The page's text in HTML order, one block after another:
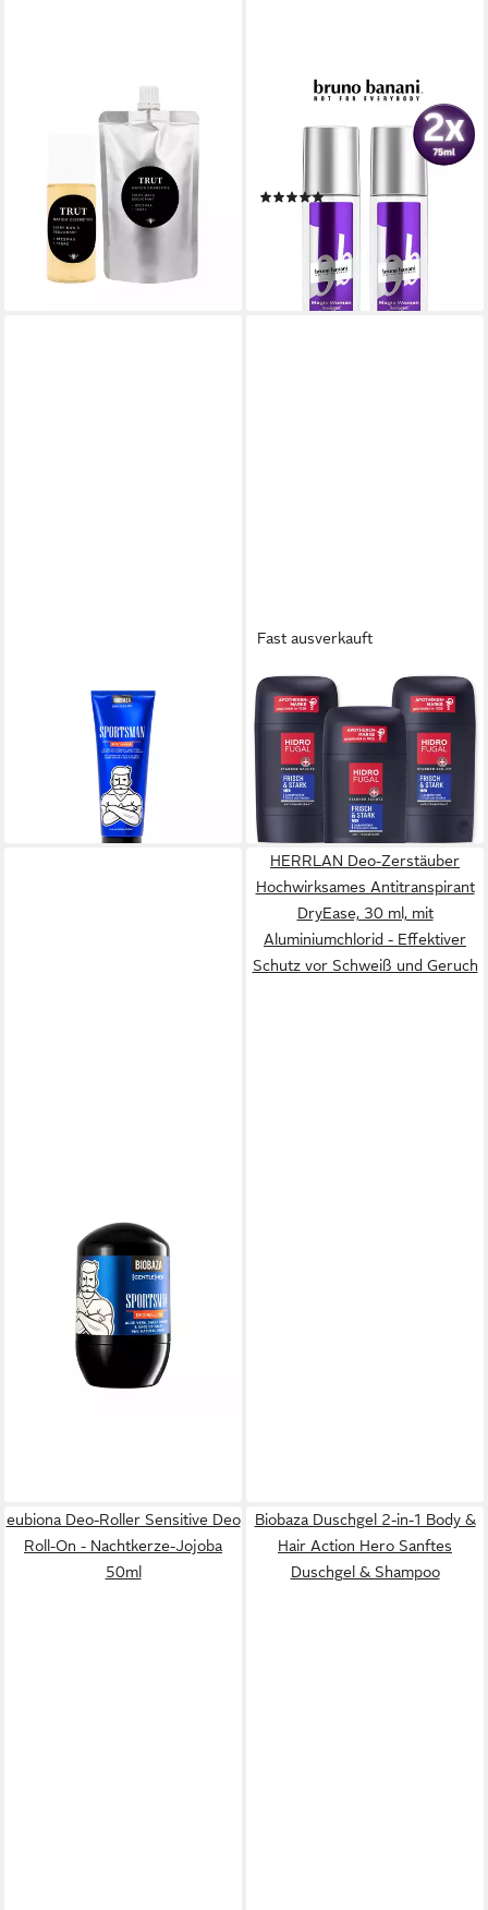
MATICA COSMETICS
Deo-Creme TRUT Deoroller
Tabac & Nachfüllpack
Natürliches Deo Set, 2-tlg.,
Handgefertigt in Deutschland
299,99 €
(199,99 €/ 100 ml)
lieferbar - in 4-5 Werktagen bei dir
SIBASTORE
Deo-Spray Bruno Banani
Magic Woman - Deodorant
Spray für Frauen, 2 x 75ml
(6)
(88,73 €/ 1 l)
lieferbar - in 2-3 Werktagen bei dir
Duschgel Sportsmen 2in1
Body & Hair – Sportliches
Duschgel & Shampoo
(4,09 €/ 100 ml)
lieferbar - in 2-3 Werktagen bei dir
Fast ausverkauft
HIDROFUGAL
Deo-Stift Deo Men Frisch &
Stark Stick 3x50ml
13,47 €
(89,80 €/ 1 l)
lieferbar - in 2-3 Werktagen bei dir
Deo-Roller Deo Roll-On
Sportsmen 50 ml –
Natürlicher 24h Schutz
(20,98 €/ 100 ml)
lieferbar - in 2-3 Werktagen bei dir
HERRLAN Deo-Zerstäuber
Hochwirksames Antitranspirant
DryEase, 30 ml, mit
Aluminiumchlorid - Effektiver
Schutz vor Schweiß und Geruch
eubiona Deo-Roller Sensitive Deo
Roll-On - Nachtkerze-Jojoba
50ml
Biobaza Duschgel 2-in-1 Body &
Hair Action Hero Sanftes
Duschgel & Shampoo